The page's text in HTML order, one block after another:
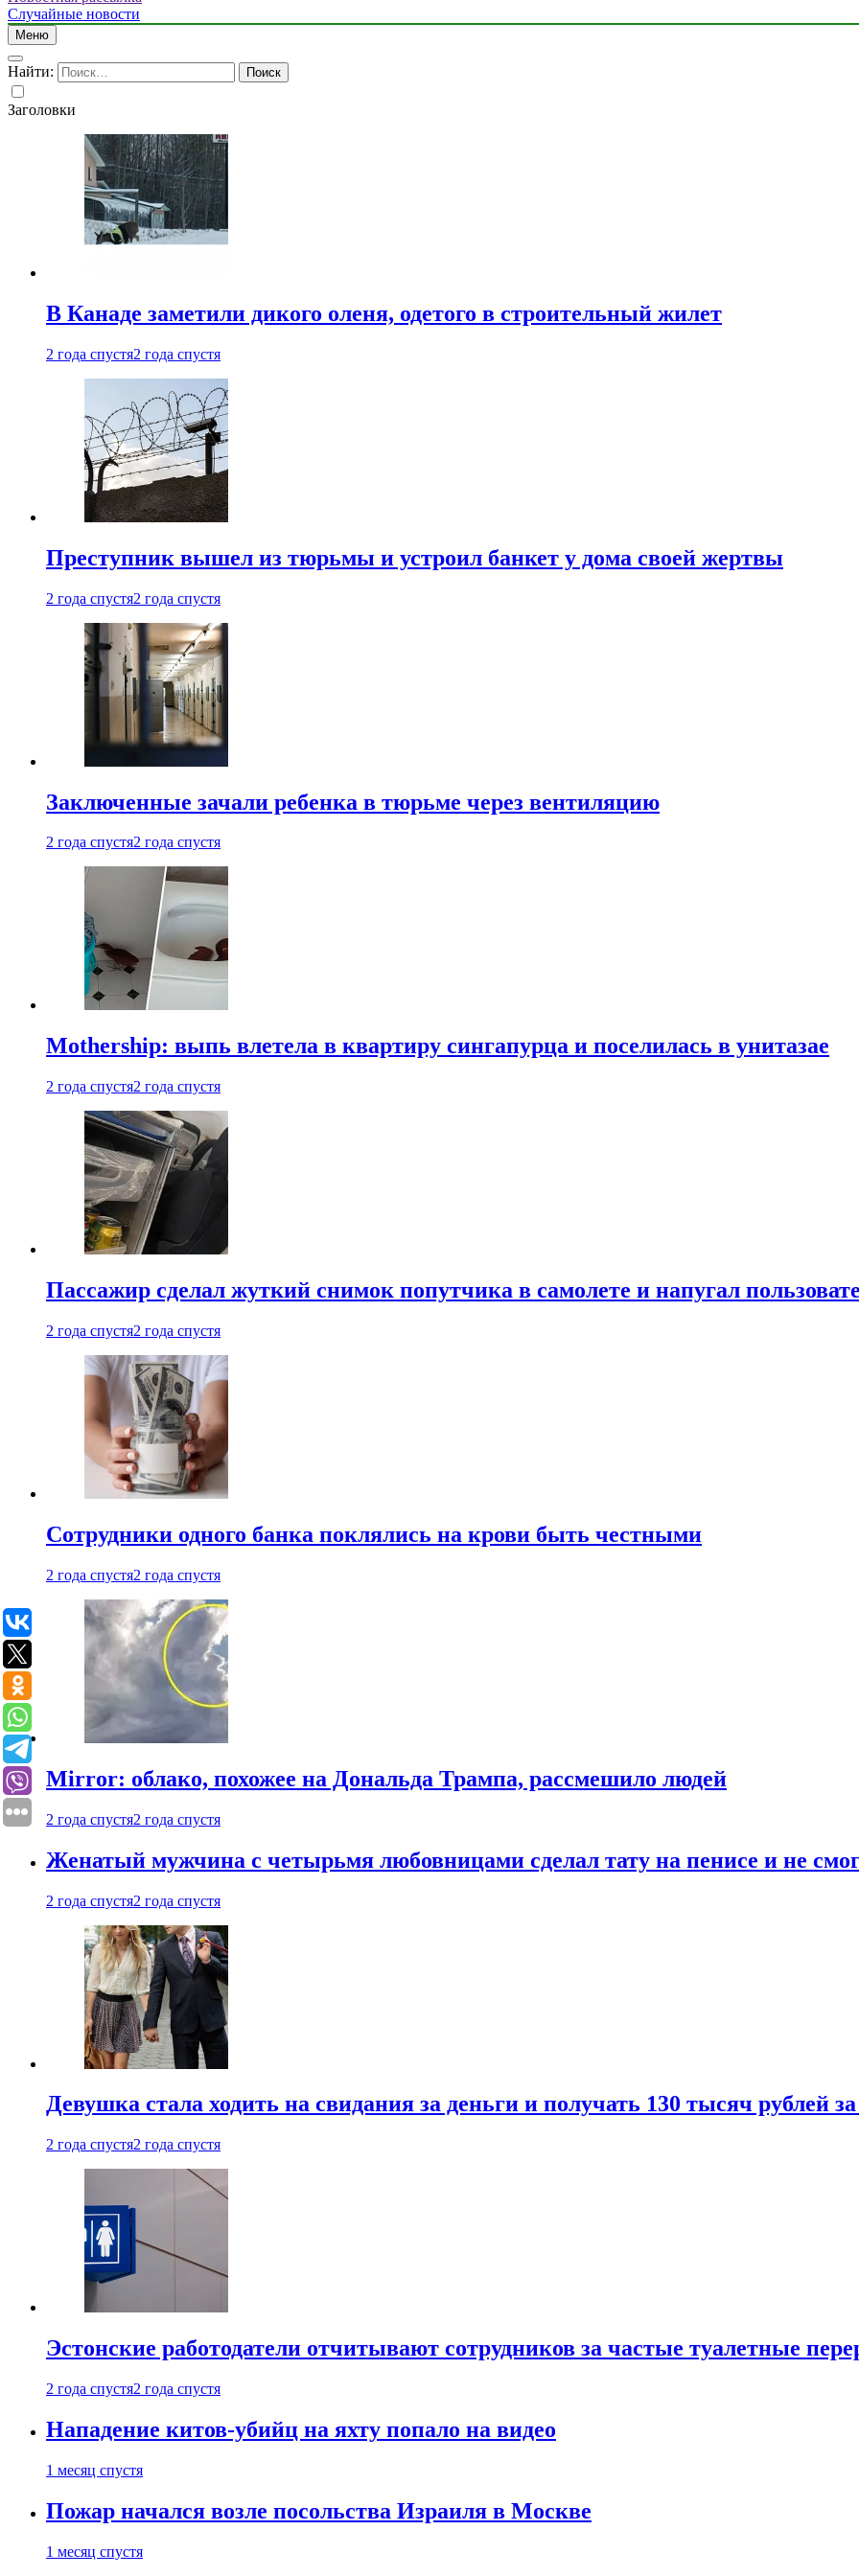
Случайные новости
Меню
Найти:
Заголовки
В Канаде заметили дикого оленя, одетого в строительный жилет
2 года спустя2 года спустя
Преступник вышел из тюрьмы и устроил банкет у дома своей жертвы
2 года спустя2 года спустя
Заключенные зачали ребенка в тюрьме через вентиляцию
2 года спустя2 года спустя
Mothership: выпь влетела в квартиру сингапурца и поселилась в унитазае
2 года спустя2 года спустя
Пассажир сделал жуткий снимок попутчика в самолете и напугал
2 года спустя2 года спустя
Сотрудники одного банка поклялись на крови быть честными
2 года спустя2 года спустя
Mirror: облако, похожее на Дональда Трампа, рассмешило людей
2 года спустя2 года спустя
Женатый мужчина с четырьмя любовницами сделал тату на пенисе и не
2 года спустя2 года спустя
Девушка стала ходить на свидания за деньги и получать 130 тысяч рублей
2 года спустя2 года спустя
Эстонские работодатели отчитывают сотрудников за частые туалетные
2 года спустя2 года спустя
Нападение китов-убийц на яхту попало на видео
1 месяц спустя
Пожар начался возле посольства Израиля в Москве
1 месяц спустя